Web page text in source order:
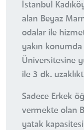
İstanbul
alan Beyaz
odalar ile
yakın
Üniversitesine
ile 3 dk.
Sadece Erkek
vermekte olan
yatak